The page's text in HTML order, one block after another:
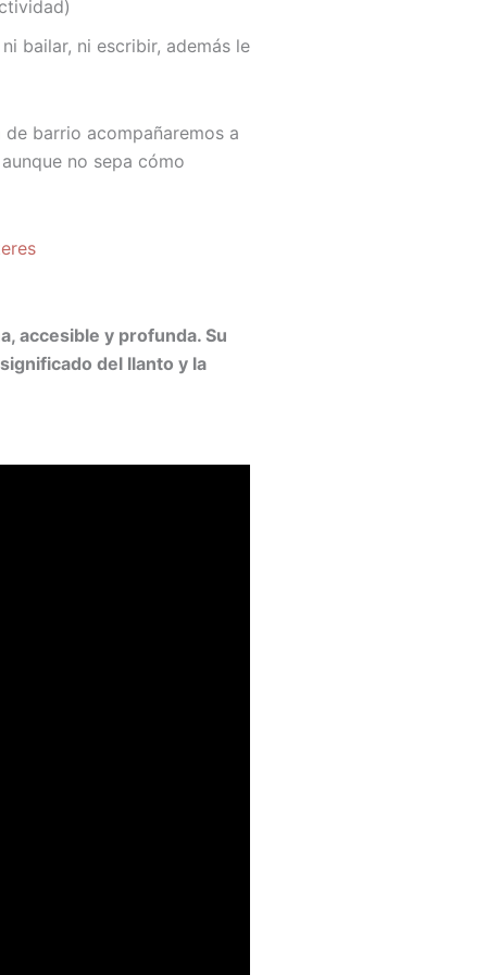
bailar, ni escribir, además le
barrio acompañaremos a
no sepa cómo
accesible y profunda. Su
del llanto y la